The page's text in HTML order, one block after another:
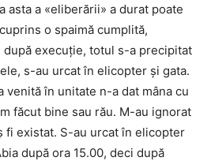
asta a «eliberării» a durat poate
o spaimă cumplită,
execuţie, totul s-a precipitat
s-au urcat în elicopter şi gata.
venită în unitate n-a dat mâna cu
făcut bine sau rău. M-au ignorat
fi existat. S-au urcat în elicopter
după ora 15.00, deci după